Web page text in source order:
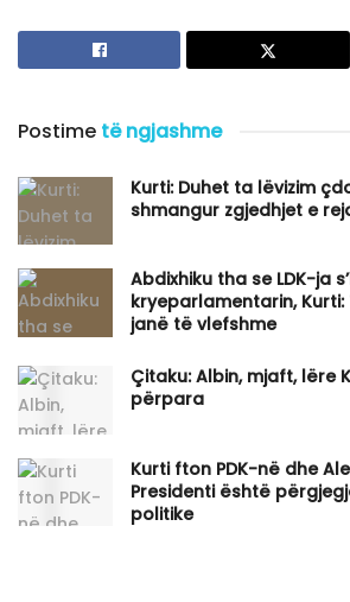
Postime të ngjashme
Kurti: Duhet ta lëvizim
shmangur zgjedhjet e
Abdixhiku tha se LDK-ja
kryeparlamentarin,
janë të vlefshme
Çitaku: Albin, mjaft, lëre
përpara
Kurti fton PDK-në dhe
Presidenti është
politike